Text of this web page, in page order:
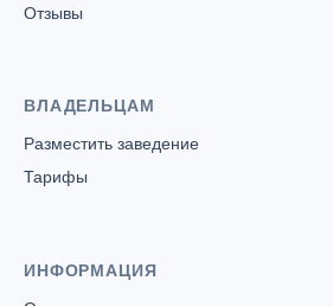
Отзывы
ВЛАДЕЛЬЦАМ
Разместить заведение
Тарифы
ИНФОРМАЦИЯ